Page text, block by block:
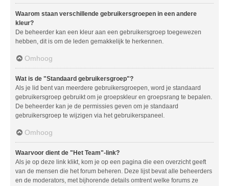
Waarom staan verschillende gebruikersgroepen in een andere
kleur?
De beheerder kan een kleur aan een gebruikersgroep toegewezen
hebben, dit is om de leden gemakkelijk te herkennen.
Omhoog
Wat is de "Standaard gebruikersgroep"?
Als je lid bent van meerdere gebruikersgroepen, word je standaard
gebruikersgroep gebruikt om je groepskleur en groepsrang te bepalen.
De beheerder kan je de permissies geven om je standaard
gebruikersgroep te wijzigen via het gebruikerspaneel.
Omhoog
Waarvoor dient de "Het Team"-link?
Als je op deze link klikt, kom je op een pagina die een overzicht geeft
van de mensen die het forum beheren. Deze lijst bevat alle beheerders
en de moderators, met bijhorende details omtrent welke forums ze